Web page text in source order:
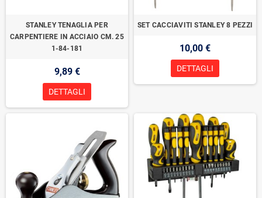
STANLEY TENAGLIA PER
CARPENTIERE IN ACCIAIO CM. 25
1-84-181
9,89 €
DETTAGLI
SET CACCIAVITI STANLEY 8 PEZZI
10,00 €
DETTAGLI